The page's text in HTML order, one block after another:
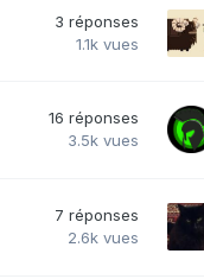
3 réponses
1.1k vues
16 réponses
3.5k vues
7 réponses
2.6k vues